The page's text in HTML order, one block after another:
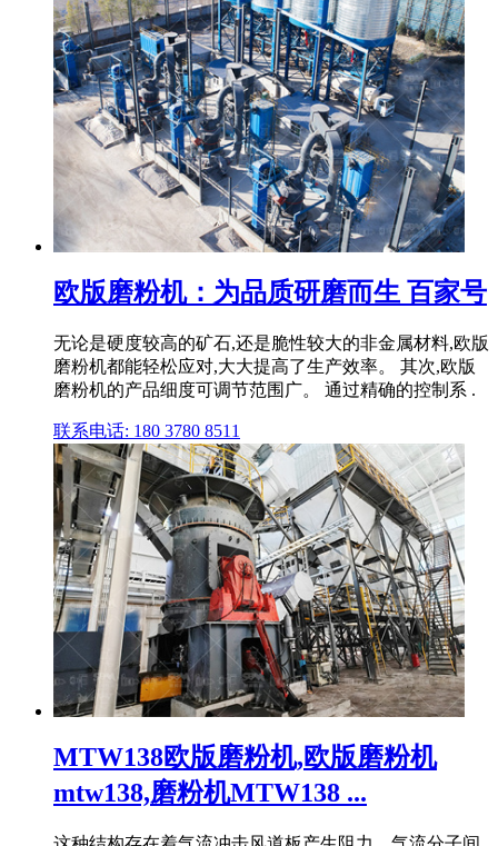
欧版磨粉机：为品质研磨而生 百家号
无论是硬度较高的矿石,还是脆性较大的非金属材料,欧版
磨粉机都能轻松应对,大大提高了生产效率。 其次,欧版
磨粉机的产品细度可调节范围广。 通过精确的控制系 .
联系电话: 180 3780 8511
MTW138欧版磨粉机,欧版磨粉机
mtw138,磨粉机MTW138 ...